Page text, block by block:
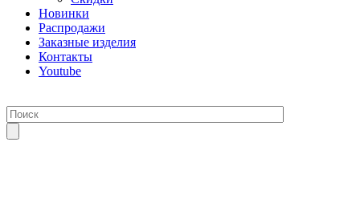
Новинки
Распродажи
Заказные изделия
Контакты
Youtube